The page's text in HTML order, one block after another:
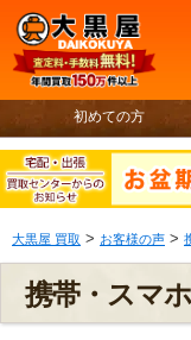
初めての方
大黒屋 買取 > お客様の声 >
携帯・スマ